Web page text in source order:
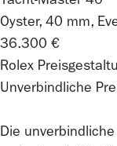
Oyster, 40 mm,
36.300 €
Rolex
Unverbindliche
Die